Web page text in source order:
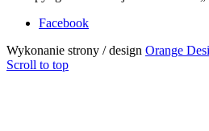
Facebook
Wykonanie strony / design Orange
Scroll to top